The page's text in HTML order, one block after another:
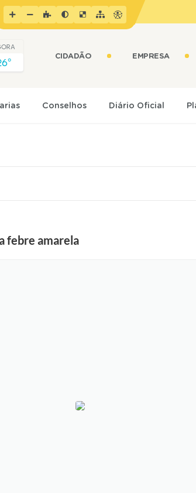
CIDADÃO EMPRESA
Conselhos Diário Oficial
febre amarela